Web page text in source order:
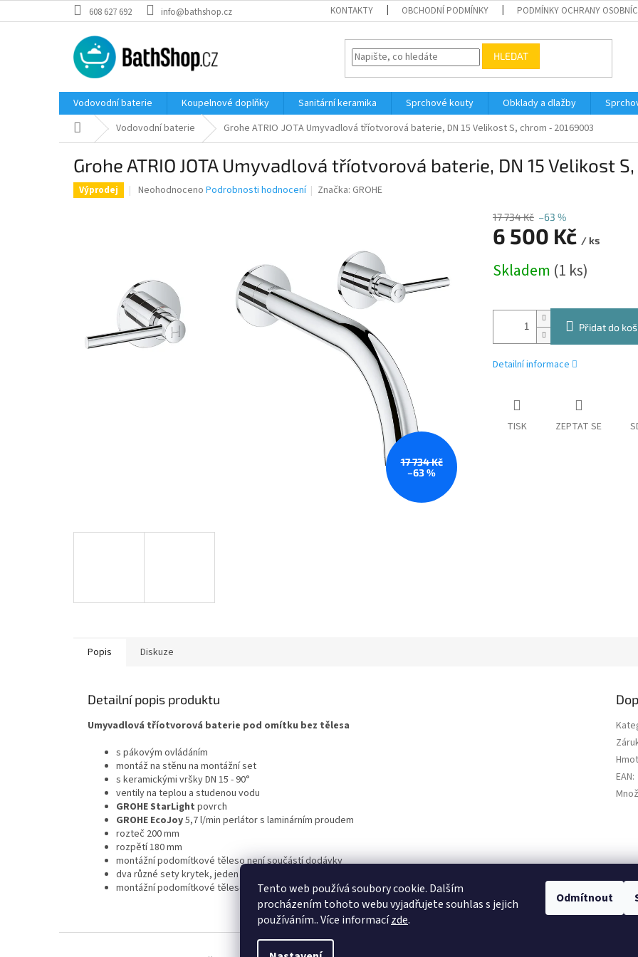
Tento web používá soubory cookie. Dalším
procházením tohoto webu vyjadřujete souhlas s jejich
používáním.. Více informacízde.
Odmítnout
na
608 627 692 info@bathshop.cz KONTAKTY OBCHODNÍ PODMÍNKY PODMÍNKY OCHRANY
HLEDAT
Vodovodní baterie Koupelnové doplňky Sanitární keramika Sprchové kouty Obklady a dlažby
Domů Vodovodní baterie Grohe ATRIO JOTA Umyvadlová tříotvorová baterie, DN 15 Velikost S, chrom - 20169003
Grohe ATRIO JOTA Umyvadlová tříotvorová baterie, DN 15 Velikost
Výprodej
Průměrné
hvězdiček.
Neohodnoceno Podrobnosti hodnocení Značka: GROHE
17 734 Kč
–63 %
17 734 Kč –63 %
6 500 Kč / ks
cena:
Skladem (1 ks)
Přidat do
Detailní informace
TISK ZEPTAT SE
Popis Diskuze
Detailní popis produktu
Umyvadlová tříotvorová baterie pod omítku bez tělesa
s pákovým ovládáním
montáž na stěnu na montážní set
s keramickými vršky DN 15 - 90°
ventily na teplou a studenou vodu
GROHE StarLight povrch
GROHE EcoJoy5,7 l/min perlátor s laminárním proudem
rozteč 200 mm
rozpětí 180 mm
montážní podomítkové těleso není součástí dodávky
dva různé sety krytek, jeden set s označením H a C, druhý bez označení
montážní podomítkové těleso není součástí dodávky
EAN: